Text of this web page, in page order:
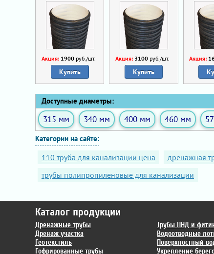
Акция: 1900руб./шт.
Купить
Акция: 3100руб./шт.
Купить
Акция:
Доступные диаметры:
315 мм 340 мм 400 мм 460 мм
Категории на сайте:
110 труба для канализации цена дренажная
трубы полипропиленовые для канализации
Каталог продукции
Дренажные трубы
Дренаж участка
Геотекстиль
Гофрированные трубы
Трубы ПНД и
Водоотводные
Поверхностный
Укрепление